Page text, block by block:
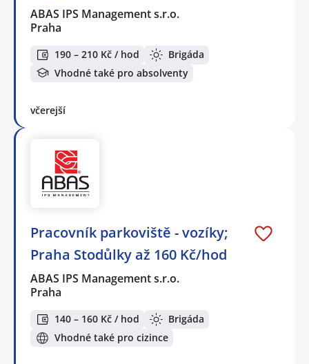
ABAS IPS Management s.r.o.
Praha
190 – 210 Kč / hod
Brigáda
Vhodné také pro absolventy
včerejší
Pracovník parkoviště - vozíky;
Praha Stodůlky až 160 Kč/hod
ABAS IPS Management s.r.o.
Praha
140 – 160 Kč / hod
Brigáda
Vhodné také pro cizince